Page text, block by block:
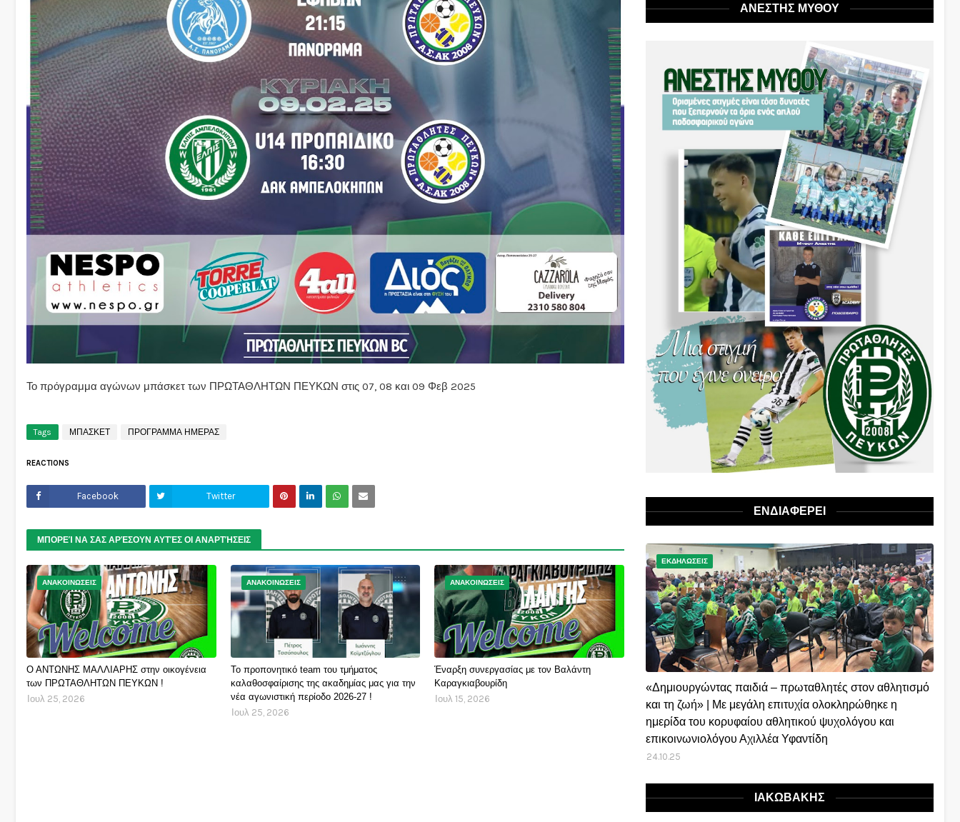
Το πρόγραμμα αγώνων μπάσκετ των ΠΡΩΤΑΘΛΗΤΩΝ ΠΕΥΚΩΝ στις 07, 08 και 09 Φεβ 2025
Tags ΜΠΑΣΚΕΤ ΠΡΟΓΡΑΜΜΑ ΗΜΕΡΑΣ
REACTIONS
Facebook Twitter
ΜΠΟΡΕΊ ΝΑ ΣΑΣ ΑΡΈΣΟΥΝ ΑΥΤΈΣ ΟΙ ΑΝΑΡΤΉΣΕΙΣ
ΑΝΑΚΟΙΝΩΣΕΙΣ
Ο ΑΝΤΩΝΗΣ ΜΑΛΛΙΑΡΗΣ στην οικογένεια
των ΠΡΩΤΑΘΛΗΤΩΝ ΠΕΥΚΩΝ !
Ιουλ 25, 2026
ΑΝΑΚΟΙΝΩΣΕΙΣ
Το προπονητικό team του τμήματος
καλαθοσφαίρισης της ακαδημίας μας για την
νέα αγωνιστική περίοδο 2026-27 !
Ιουλ 25, 2026
ΑΝΑΚΟΙΝΩΣΕΙΣ
Έναρξη συνεργασίας με τον Βαλάντη
Καραγκιαβουρίδη
Ιουλ 15, 2026
ΑΝΕΣΤΗΣ ΜΥΘΟΥ
ΕΝΔΙΑΦΕΡΕΙ
ΕΚΔΗΛΩΣΕΙΣ
«Δημιουργώντας παιδιά – πρωταθλητές στον αθλητισμό
και τη ζωή» | Με μεγάλη επιτυχία ολοκληρώθηκε η
ημερίδα του κορυφαίου αθλητικού ψυχολόγου και
επικοινωνιολόγου Αχιλλέα Υφαντίδη
24.10.25
ΙΑΚΩΒΑΚΗΣ